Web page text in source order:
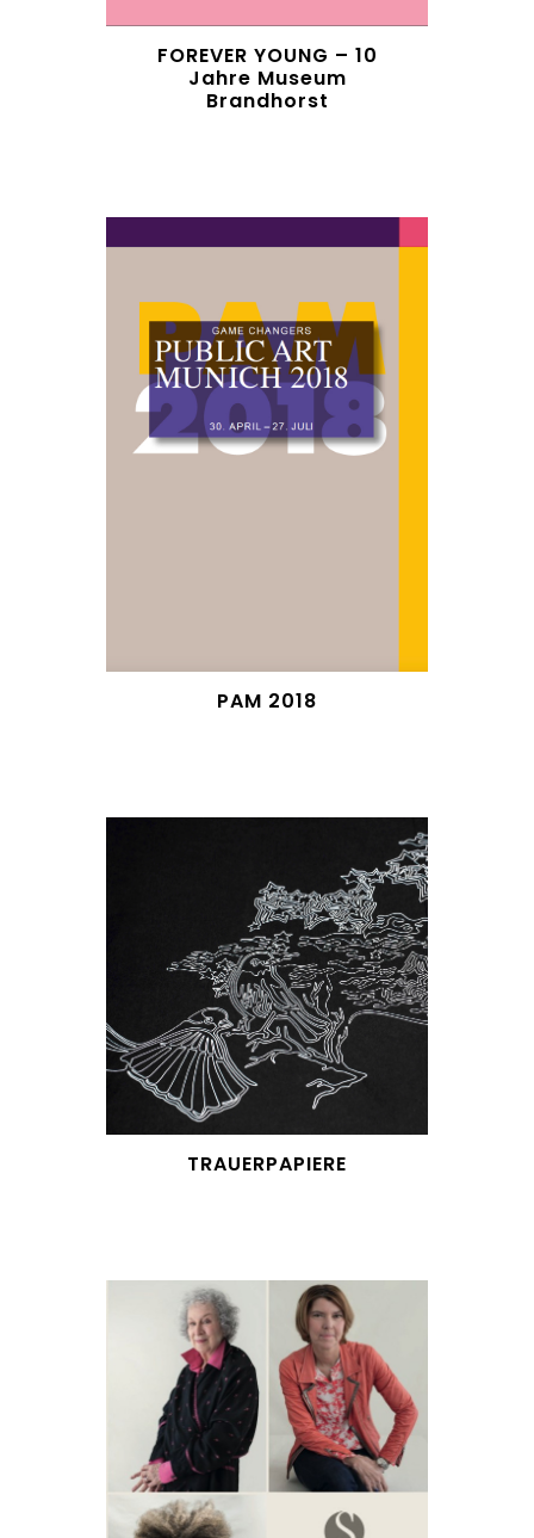
FOREVER YOUNG – 10
Jahre Museum
Brandhorst
PAM 2018
TRAUERPAPIERE